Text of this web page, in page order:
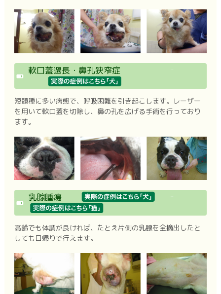
軟口蓋過長・鼻孔狭窄症
短頭種に多い病態で、呼吸困難を引き起こします。レーザー
を用いて軟口蓋を切除し、鼻の孔を広げる手術を行っており
ます。
乳腺腫瘍
高齢でも体調が良ければ、たとえ片側の乳腺を全摘出したと
しても日帰りで行えます。